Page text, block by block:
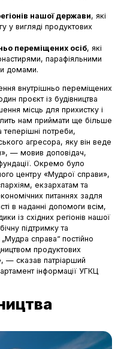
нашої держави, які
у вигляді продуктових
переміщених осіб, які
парафіяльними
домами.
внутрішньо переміщених
проєкт із будівництва
місць для прихистку і
нам приймати ще більше
теперішні потреби,
агресора, яку він веде
— мовив доповідач,
Окремо було
центру «Мудрої справи»,
екзархатам та
питаннях задля
в наданні допомоги всім,
із східних регіонів нашої
підтримку та
справа“ постійно
продуктових
— сказав патріарший
інформації УГКЦ